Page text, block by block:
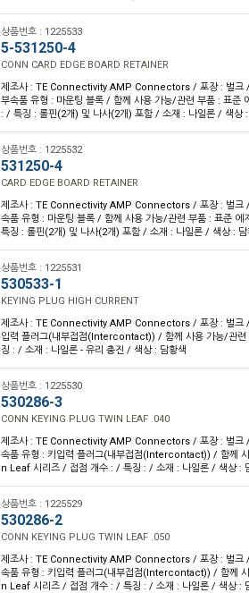
상품번호 : 1225533
5-531250-4
CONN CARD EDGE BOARD RETAINER
제조사 : TE Connectivity AMP Connectors / 포장 : 벌크
부속품 유형 : 마운팅 블록 / 함께 사용 가능/관련 부품 : 표준
: / 특징 : 롤핀(2개) 및 나사(2개) 포함 / 소재 : 나일론 / 색상
상품번호 : 1225532
531250-4
CARD EDGE BOARD RETAINER
제조사 : TE Connectivity AMP Connectors / 포장 : 벌크
속품 유형 : 마운팅 블록 / 함께 사용 가능/관련 부품 : 표준
특징 : 롤핀(2개) 및 나사(2개) 포함 / 소재 : 나일론 / 색상 : 담
상품번호 : 1225531
530533-1
KEYING PLUG HIGH CURRENT
제조사 : TE Connectivity AMP Connectors / 포장 : 벌크
입력 플러그(내부접점(Intercontact)) / 함께 사용 가능/관
징 : / 소재 : 나일론 - 유리 충진 / 색상 : 담황색
상품번호 : 1225530
530286-3
CONN KEYING PLUG TWIN LEAF .040
제조사 : TE Connectivity AMP Connectors / 포장 : 벌크
속품 유형 : 키입력 플러그(내부접점(Intercontact)) / 함께
n Leaf 시리즈 / 접점 개수 : / 특징 : / 소재 : 나일론 / 색상 :
상품번호 : 1225529
530286-2
CONN KEYING PLUG TWIN LEAF .050
제조사 : TE Connectivity AMP Connectors / 포장 : 벌크
속품 유형 : 키입력 플러그(내부접점(Intercontact)) / 함께
n Leaf 시리즈 / 접점 개수 : / 특징 : / 소재 : 나일론 / 색상 :